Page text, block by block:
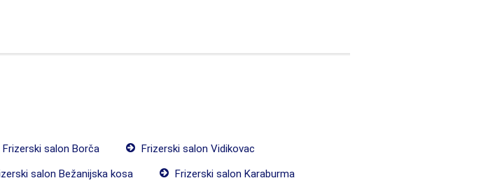
Frizerski salon Borča
Frizerski salon Vidikovac
salon Bežanijska kosa
Frizerski salon Karaburma